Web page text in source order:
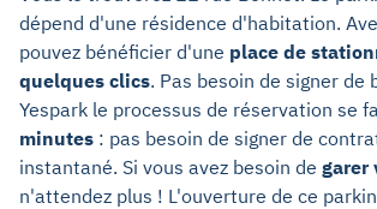
dépend d'une résidence d'habitation.
pouvez bénéficier d'une place de
quelques clics. Pas besoin de signer de
Yespark le processus de réservation se
minutes : pas besoin de signer de
instantané. Si vous avez besoin de garer
n'attendez plus ! L'ouverture de ce